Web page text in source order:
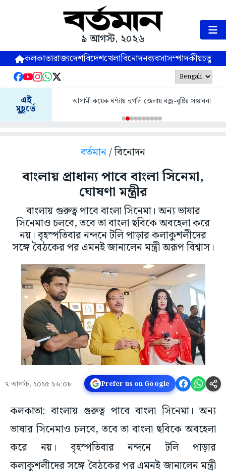
৯ আগস্ট, ২০২৬
কলকাতারাজ্যদেশবিদেশখেলাবিনোদনব্যবসাসম্পাদকীয়
এই
মুহূর্তে
আগামী কয়েক ঘণ্টায় হুগলি জেলায় বজ্র-বৃষ্টির সম্ভাবনা
বর্তমান/ বিনোদন
বাংলায় প্রাধান্য পাবে বাংলা সিনেমা,
ঘোষণা মন্ত্রীর
বাংলায় গুরুত্ব পাবে বাংলা সিনেমা। অন্য ভাষার
সিনেমাও চলবে, তবে তা বাংলা ছবিকে অবহেলা করে
নয়। বৃহস্পতিবার নন্দনে টলি পাড়ার কলাকুশলীদের
সঙ্গে বৈঠকের পর এমনই জানালেন মন্ত্রী অরূপ বিশ্বাস।
৭ আগস্ট, ২০২৫ ১৬:০৮ Prefer us on Google
কলকাতা: বাংলায় গুরুত্ব পাবে বাংলা সিনেমা। অন্য
ভাষার সিনেমাও চলবে, তবে তা বাংলা ছবিকে অবহেলা
করে নয়। বৃহস্পতিবার নন্দনে টলি পাড়ার
কলাকুশলীদের সঙ্গে বৈঠকের পর এমনই জানালেন মন্ত্রী